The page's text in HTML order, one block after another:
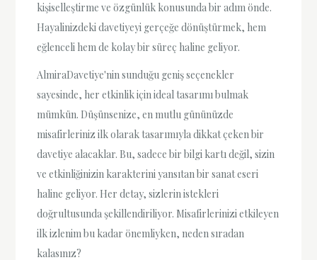
kişiselleştirme ve özgünlük konusunda bir adım önde.
Hayalinizdeki davetiyeyi gerçeğe dönüştürmek, hem
eğlenceli hem de kolay bir süreç haline geliyor.
AlmiraDavetiye'nin sunduğu geniş seçenekler
sayesinde, her etkinlik için ideal tasarımı bulmak
mümkün. Düşünsenize, en mutlu gününüzde
misafirleriniz ilk olarak tasarımıyla dikkat çeken bir
davetiye alacaklar. Bu, sadece bir bilgi kartı değil, sizin
ve etkinliğinizin karakterini yansıtan bir sanat eseri
haline geliyor. Her detay, sizlerin istekleri
doğrultusunda şekillendiriliyor. Misafirlerinizi etkileyen
ilk izlenim bu kadar önemliyken, neden sıradan
kalasınız?